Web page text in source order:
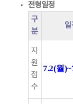
전형일정
구
분
일
지
원
접
수
7.2(월